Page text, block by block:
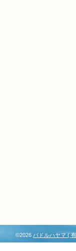
©2026 パドルハヤマ (